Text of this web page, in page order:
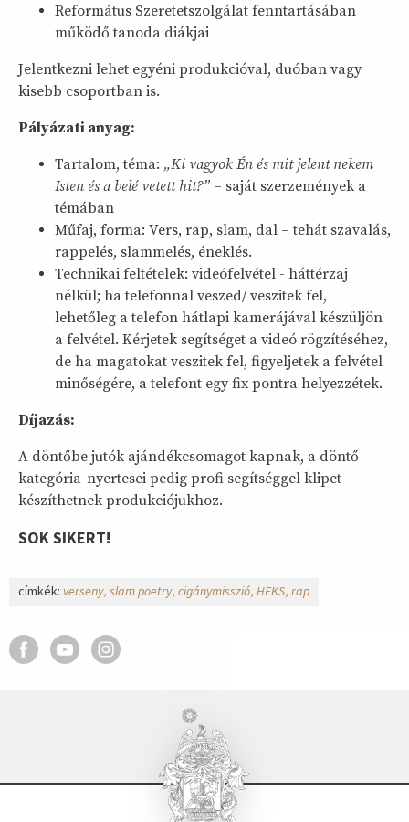
Református Szeretetszolgálat fenntartásában
működő tanoda diákjai
Jelentkezni lehet egyéni produkcióval, duóban vagy
kisebb csoportban is.
Pályázati anyag:
Tartalom, téma: „Ki vagyok Én és mit jelent nekem
Isten és a belé vetett hit?” – saját szerzemények a
témában
Műfaj, forma: Vers, rap, slam, dal – tehát szavalás,
rappelés, slammelés, éneklés.
Technikai feltételek: videófelvétel - háttérzaj
nélkül; ha telefonnal veszed/ veszitek fel,
lehetőleg a telefon hátlapi kamerájával készüljön
a felvétel. Kérjetek segítséget a videó rögzítéséhez,
de ha magatokat veszitek fel, figyeljetek a felvétel
minőségére, a telefont egy fix pontra helyezzétek.
Díjazás:
A döntőbe jutók ajándékcsomagot kapnak, a döntő
kategória-nyertesei pedig profi segítséggel klipet
készíthetnek produkciójukhoz.
SOK SIKERT!
címkék: verseny slam poetry cigánymisszió HEKS rap